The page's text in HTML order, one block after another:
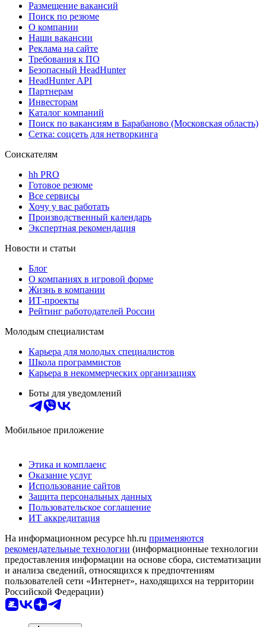
Размещение вакансий
Поиск по резюме
О компании
Наши вакансии
Реклама на сайте
Требования к ПО
Безопасный HeadHunter
HeadHunter API
Партнерам
Инвесторам
Каталог компаний
Поиск по вакансиям в Барабаново (Московская область)
Сетка: соцсеть для нетворкинга
Соискателям
hh PRO
Готовое резюме
Все сервисы
Хочу у вас работать
Производственный календарь
Экспертная рекомендация
Новости и статьи
Блог
О компаниях в игровой форме
Жизнь в компании
ИТ-проекты
Рейтинг работодателей России
Молодым специалистам
Карьера для молодых специалистов
Школа программистов
Карьера в некоммерческих организациях
Боты для уведомлений
Мобильное приложение
Этика и комплаенс
Оказание услуг
Использование сайтов
Защита персональных данных
Пользовательское соглашение
ИТ аккредитация
На информационном ресурсе hh.ru применяются
рекомендательные технологии (информационные технологии
предоставления информации на основе сбора, систематизации
и анализа сведений, относящихся к предпочтениям
пользователей сети «Интернет», находящихся на территории
Российской Федерации)